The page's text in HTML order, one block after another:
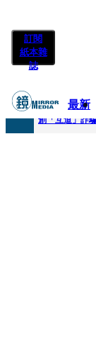
訂閱
紙本雜
誌
最新
快訊
創「互道」詐